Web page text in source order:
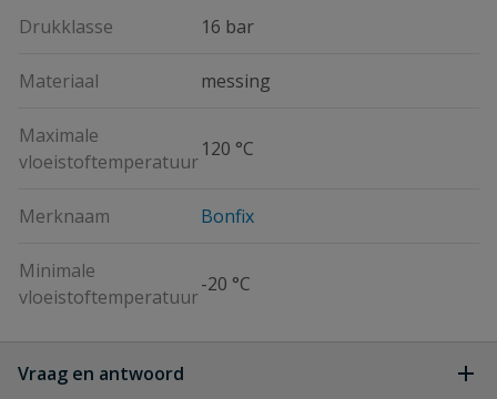
Drukklasse 16 bar
Materiaal messing
Maximale
vloeistoftemperatuur
120 °C
Merknaam Bonfix
Minimale
vloeistoftemperatuur
-20 °C
Vraag en antwoord